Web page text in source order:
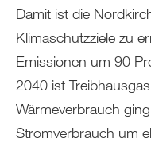
Damit ist die
Klimaschutzziele zu
Emissionen um 90
2040 ist
Wärmeverbrauch
Stromverbrauch um